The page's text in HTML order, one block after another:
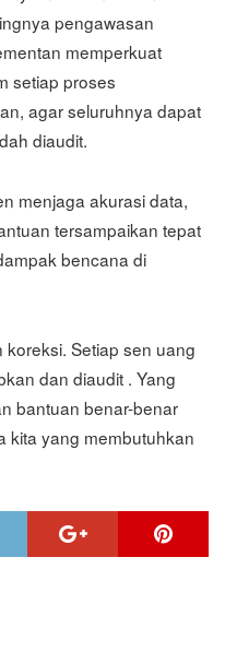
pengawasan
memperkuat
setiap proses
agar seluruhnya dapat
diaudit.
menjaga akurasi data,
tersampaikan tepat
bencana di
koreksi. Setiap sen uang
dan diaudit . Yang
bantuan benar-benar
kita yang membutuhkan